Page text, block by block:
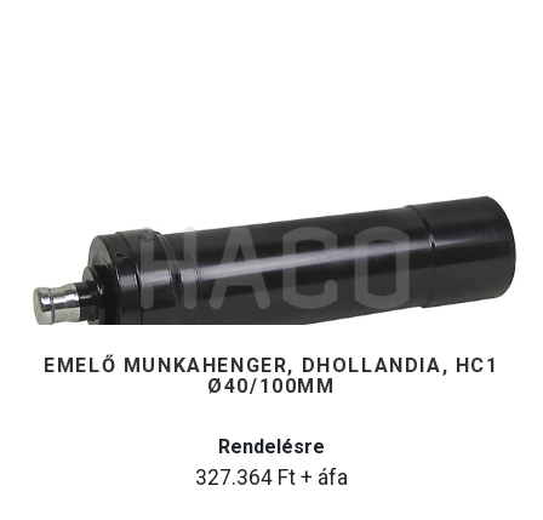
EMELŐ MUNKAHENGER, DHOLLANDIA, HC1
Ø40/100MM
Rendelésre
327.364 Ft + áfa